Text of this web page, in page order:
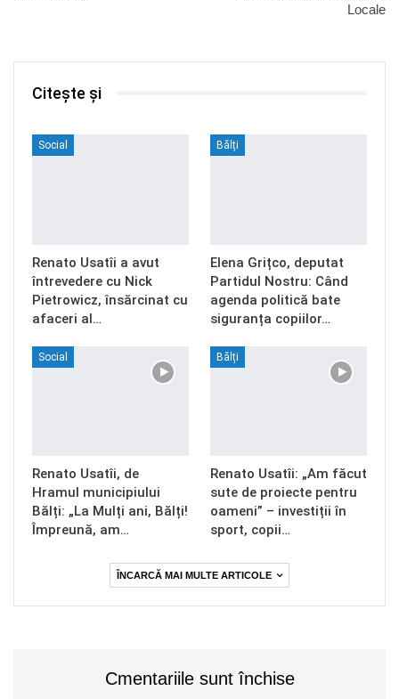
Locale
Citește și
Social
Renato Usatîi a avut
întrevedere cu Nick
Pietrowicz, însărcinat cu
afaceri al…
Bălți
Elena Grițco, deputat
Partidul Nostru: Când
agenda politică bate
siguranța copiilor…
Social
Renato Usatîi, de
Hramul municipiului
Bălți: „La Mulți ani, Bălți!
Împreună, am…
Bălți
Renato Usatîi: „Am făcut
sute de proiecte pentru
oameni” – investiții în
sport, copii…
ÎNCARCĂ MAI MULTE ARTICOLE
Cmentariile sunt închise